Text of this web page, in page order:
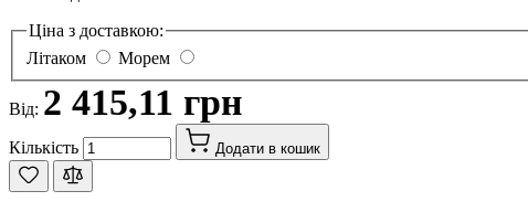
Ціна з доставкою:
Літаком
Морем
Від: 2 415,11 грн
Кількість Додати в кошик